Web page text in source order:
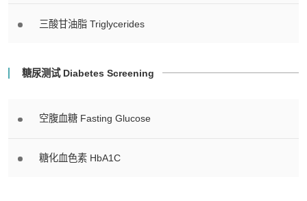
三酸甘油脂 Triglycerides
糖尿测试 Diabetes Screening
空腹血糖 Fasting Glucose
糖化血色素 HbA1C